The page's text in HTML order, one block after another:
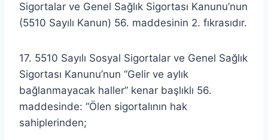
Sigortalar ve Genel Sağlık Sigortası Kanunu’nun
(5510 Sayılı Kanun) 56. maddesinin 2. fıkrasıdır.
17. 5510 Sayılı Sosyal Sigortalar ve Genel Sağlık
Sigortası Kanunu’nun “Gelir ve aylık
bağlanmayacak haller” kenar başlıklı 56.
maddesinde: “Ölen sigortalının hak
sahiplerinden;